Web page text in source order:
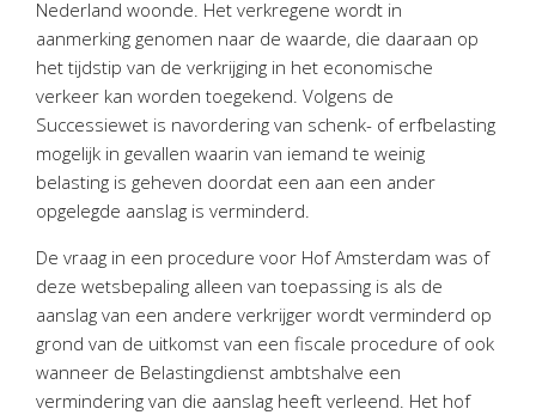
Belastingadvies Purmerend
Online boekhouden
Nieuws&informatie
Nieuwsbrief
Nieuwsoverzicht
Handige links
Downloads
Contact
Nederland woonde. Het verkregene wordt in
aanmerking genomen naar de waarde, die daaraan op
het tijdstip van de verkrijging in het economische
verkeer kan worden toegekend. Volgens de
Successiewet is navordering van schenk- of erfbelasting
mogelijk in gevallen waarin van iemand te weinig
belasting is geheven doordat een aan een ander
opgelegde aanslag is verminderd.
De vraag in een procedure voor Hof Amsterdam was of
deze wetsbepaling alleen van toepassing is als de
aanslag van een andere verkrijger wordt verminderd op
grond van de uitkomst van een fiscale procedure of ook
wanneer de Belastingdienst ambtshalve een
vermindering van die aanslag heeft verleend. Het hof